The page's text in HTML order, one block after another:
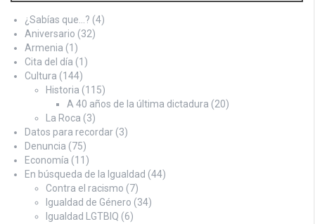
¿Sabías que…? (4)
Aniversario (32)
Armenia (1)
Cita del día (1)
Cultura (144)
Historia (115)
A 40 años de la última dictadura (20)
La Roca (3)
Datos para recordar (3)
Denuncia (75)
Economía (11)
En búsqueda de la Igualdad (44)
Contra el racismo (7)
Igualdad de Género (34)
Igualdad LGTBIQ (6)